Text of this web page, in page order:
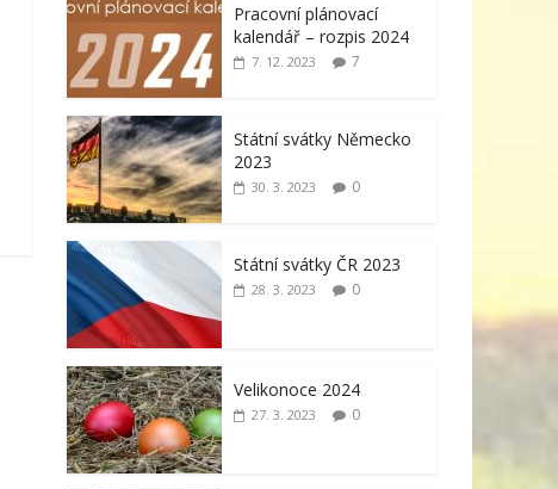
Pracovní plánovací
kalendář – rozpis 2024
7. 12. 2023 7
Státní svátky Německo
2023
30. 3. 2023 0
Státní svátky ČR 2023
28. 3. 2023 0
Velikonoce 2024
27. 3. 2023 0